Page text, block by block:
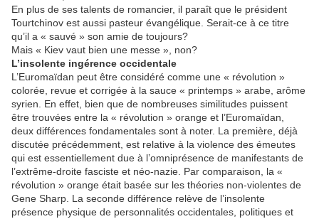
En plus de ses talents de romancier, il paraît que le président
Tourtchinov est aussi pasteur évangélique. Serait-ce à ce titre
qu’il a « sauvé » son amie de toujours?
Mais « Kiev vaut bien une messe », non?
L’insolente ingérence occidentale
L’Euromaïdan peut être considéré comme une « révolution »
colorée, revue et corrigée à la sauce « printemps » arabe, arôme
syrien. En effet, bien que de nombreuses similitudes puissent
être trouvées entre la « révolution » orange et l’Euromaïdan,
deux différences fondamentales sont à noter. La première, déjà
discutée précédemment, est relative à la violence des émeutes
qui est essentiellement due à l’omniprésence de manifestants de
l’extrême-droite fasciste et néo-nazie. Par comparaison, la «
révolution » orange était basée sur les théories non-violentes de
Gene Sharp. La seconde différence relève de l’insolente
présence physique de personnalités occidentales, politiques et